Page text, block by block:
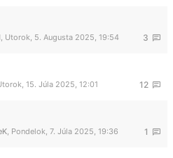
3
Utorok, 5. Augusta 2025, 19:54
12
15. Júla 2025, 12:01
1
Pondelok, 7. Júla 2025, 19:36